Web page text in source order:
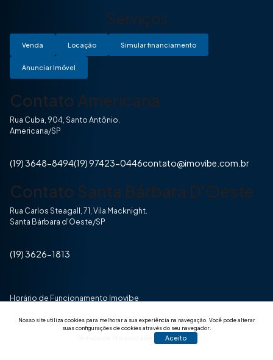
Nosso site utiliza cookies para melhorar a sua experiência na navegação. Você pode alterar
suas configurações de cookies através do seu navegador.
Aceito
Serviços
Venda Locação Simular financiamento
Anunciar Imóvel
Contato Americana
Rua Cuba, 904, Santo Antônio.
Americana/SP
(19) 3648-8494(19) 97423-0446contato@imovibe.com.br
Contato Santa Bárbara D'Oeste
Rua Carlos Steagall, 71, Vila Macknight.
Santa Bárbara d'Oeste/SP
(19) 3626-1813
Horário de Funcionamento Imovibe
Seg a Sexta das 8hrs às 17h30min